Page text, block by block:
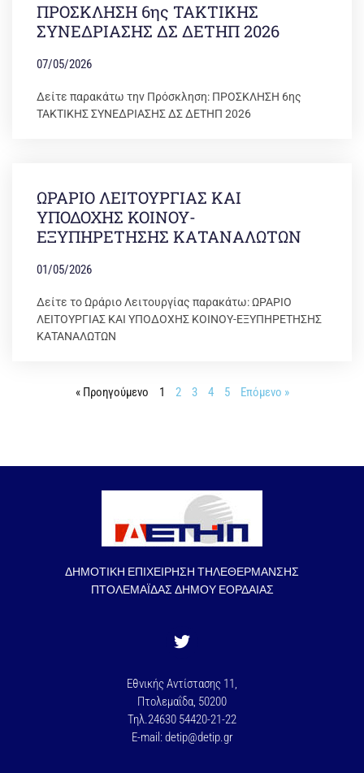
ΠΡΟΣΚΛΗΣΗ 6ης ΤΑΚΤΙΚΗΣ
ΣΥΝΕΔΡΙΑΣΗΣ ΔΣ ΔΕΤΗΠ 2026
07/05/2026
Δείτε παρακάτω την Πρόσκληση: ΠΡΟΣΚΛΗΣΗ 6ης
ΤΑΚΤΙΚΗΣ ΣΥΝΕΔΡΙΑΣΗΣ ΔΣ ΔΕΤΗΠ 2026
ΩΡΑΡΙΟ ΛΕΙΤΟΥΡΓΙΑΣ ΚΑΙ
ΥΠΟΔΟΧΗΣ ΚΟΙΝΟΥ-
ΕΞΥΠΗΡΕΤΗΣΗΣ ΚΑΤΑΝΑΛΩΤΩΝ
01/05/2026
Δείτε το Ωράριο Λειτουργίας παρακάτω: ΩΡΑΡΙΟ
ΛΕΙΤΟΥΡΓΙΑΣ ΚΑΙ ΥΠΟΔΟΧΗΣ ΚΟΙΝΟΥ-ΕΞΥΠΗΡΕΤΗΣΗΣ
ΚΑΤΑΝΑΛΩΤΩΝ
« Προηγούμενο 1 2 3 4 5 Επόμενο »
ΔΗΜΟΤΙΚΗ ΕΠΙΧΕΙΡΗΣΗ ΤΗΛΕΘΕΡΜΑΝΣΗΣ
ΠΤΟΛΕΜΑΪΔΑΣ ΔΗΜΟΥ ΕΟΡΔΑΙΑΣ
Εθνικής Αντίστασης 11,
Πτολεμαΐδα, 50200
Τηλ.24630 54420-21-22
E-mail: detip@detip.gr